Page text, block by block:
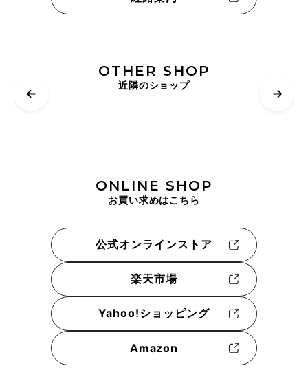
OTHER SHOP
近隣のショップ
ONLINE SHOP
お買い求めはこちら
公式オンラインストア
楽天市場
Yahoo!ショッピング
Amazon